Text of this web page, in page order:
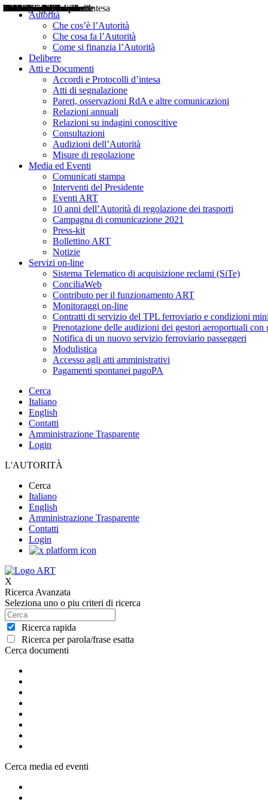
Autorità
Che cos’è l’Autorità
Che cosa fa l’Autorità
Come si finanzia l’Autorità
Delibere
Atti e Documenti
Accordi e Protocolli d’intesa
Atti di segnalazione
Pareri, osservazioni RdA e altre comunicazioni
Relazioni annuali
Relazioni su indagini conoscitive
Consultazioni
Audizioni dell’Autorità
Misure di regolazione
Media ed Eventi
Comunicati stampa
Interventi del Presidente
Eventi ART
10 anni dell’Autorità di regolazione dei trasporti
Campagna di comunicazione 2021
Press-kit
Bollettino ART
Notizie
Servizi on-line
Sistema Telematico di acquisizione reclami (SiTe)
ConciliaWeb
Contributo per il funzionamento ART
Monitoraggi on-line
Contratti di servizio del TPL ferroviario e condizioni
Prenotazione delle audizioni dei gestori aeroportuali con
Notifica di un nuovo servizio ferroviario passeggeri
Modulistica
Accesso agli atti amministrativi
Pagamenti spontanei pagoPA
Cerca
Italiano
English
Contatti
Amministrazione Trasparente
Login
L'AUTORITÀ
Cerca
Italiano
English
Amministrazione Trasparente
Contatti
Login
X
Ricerca Avanzata
Seleziona uno o piu criteri di ricerca
Ricerca rapida
Ricerca per parola/frase esatta
Cerca documenti
Delibere
Pareri
Consultazioni
Audizioni
Atti di Segnalazione
Accordi e Protocolli d'Intesa
Relazioni annuali
Misure di regolazione
Cerca media ed eventi
Notizie
Comunicati Stampa
Bollettini ART
Convegni ART
Interviste del Presidente
Articoli in primo piano
Interventi del Presidente
2004
2005
2010
2013
2014
2015
2016
2017
2018
2019
202
2020
2021
2022
2023
2024
2025
2026
Aereo
Marittimo
Terrestre